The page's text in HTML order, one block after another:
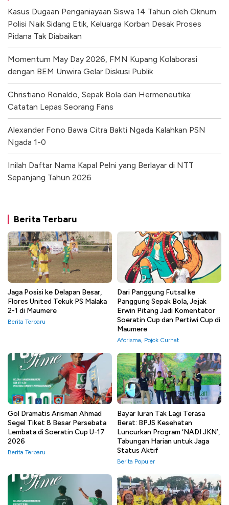
Kasus Dugaan Penganiayaan Siswa 14 Tahun oleh Oknum
Polisi Naik Sidang Etik, Keluarga Korban Desak Proses
Pidana Tak Diabaikan
Momentum May Day 2026, FMN Kupang Kolaborasi
dengan BEM Unwira Gelar Diskusi Publik
Christiano Ronaldo, Sepak Bola dan Hermeneutika:
Catatan Lepas Seorang Fans
Alexander Fono Bawa Citra Bakti Ngada Kalahkan PSN
Ngada 1-0
Inilah Daftar Nama Kapal Pelni yang Berlayar di NTT
Sepanjang Tahun 2026
Berita Terbaru
Jaga Posisi ke Delapan Besar,
Flores United Tekuk PS Malaka
2-1 di Maumere
Berita Terbaru
Dari Panggung Futsal ke
Panggung Sepak Bola, Jejak
Erwin Pitang Jadi Komentator
Soeratin Cup dan Pertiwi Cup di
Maumere
Aforisma, Pojok Curhat
Gol Dramatis Arisman Ahmad
Segel Tiket 8 Besar Persebata
Lembata di Soeratin Cup U-17
2026
Berita Terbaru
Bayar Iuran Tak Lagi Terasa
Berat: BPJS Kesehatan
Luncurkan Program ‘NADI JKN’,
Tabungan Harian untuk Jaga
Status Aktif
Berita Populer